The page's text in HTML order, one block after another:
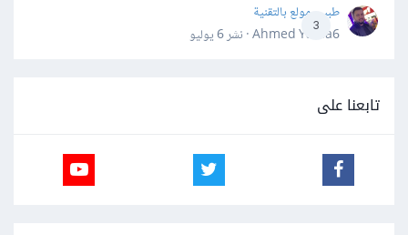
3
طبيب مولع بالتقنية
Ahmed Yahia6 · نشر
6 يوليو
تابعنا على